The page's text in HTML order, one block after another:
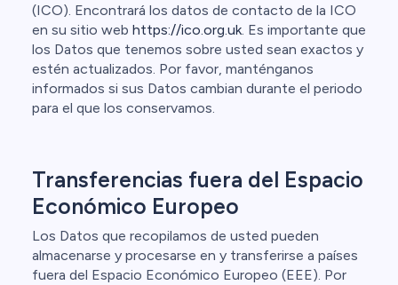
(ICO). Encontrará los datos de contacto de la ICO
en su sitio web https://ico.org.uk. Es importante que
los Datos que tenemos sobre usted sean exactos y
estén actualizados. Por favor, manténganos
informados si sus Datos cambian durante el periodo
para el que los conservamos.
Transferencias fuera del Espacio
Económico Europeo
Los Datos que recopilamos de usted pueden
almacenarse y procesarse en y transferirse a países
fuera del Espacio Económico Europeo (EEE). Por